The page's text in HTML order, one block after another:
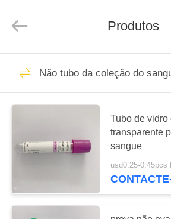
CASA
PRODUTOS
SOBRE
NÓS
EXCURSÃO
Devices
Rights
Sangue que
o tubo
Produtos
Não tubo da coleção do
Tubo de
transparente
sangue
usd0.25-0.45pcs